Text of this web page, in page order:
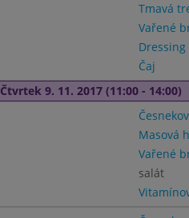
Tmavá
Vařené
Čaj
Čtvrtek 9. 11. 2017 (11:00 - 14:00)
Masová
Vařené
salát